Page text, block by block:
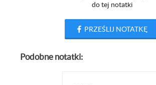
do tej notatki
PRZEŚLIJ NOTATKĘ
Podobne notatki: